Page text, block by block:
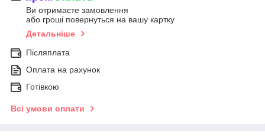
Ви отримаєте замовлення
або гроші повернуться на вашу картку
Детальніше
Післяплата
Оплата на рахунок
Готівкою
Всі умови оплати